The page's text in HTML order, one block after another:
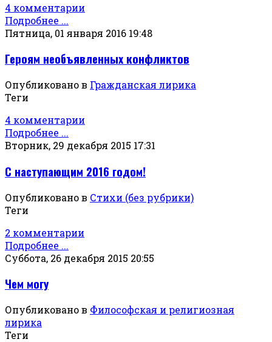
4 комментарии
Подробнее ...
Пятница, 01 января 2016 19:48
Героям необъявленных конфликтов
Опубликовано в Гражданская лирика
Теги
4 комментарии
Подробнее ...
Вторник, 29 декабря 2015 17:31
С наступающим 2016 годом!
Опубликовано в Стихи (без рубрики)
Теги
2 комментарии
Подробнее ...
Суббота, 26 декабря 2015 20:55
Чем могу
Опубликовано в Философская и религиозная
лирика
Теги